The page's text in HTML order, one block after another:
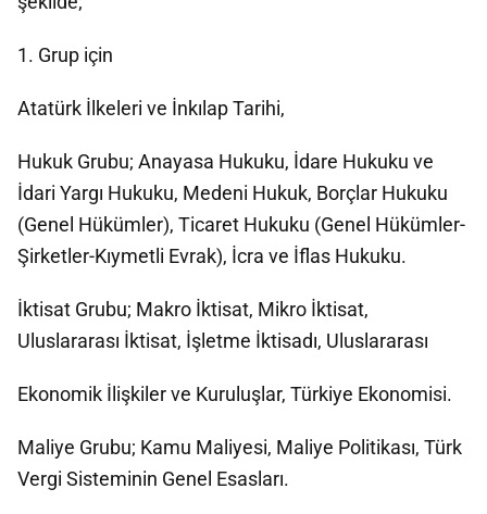
1. Grup için
Atatürk İlkeleri ve İnkılap Tarihi,
Hukuk Grubu; Anayasa Hukuku, İdare Hukuku ve
İdari Yargı Hukuku, Medeni Hukuk, Borçlar Hukuku
(Genel Hükümler), Ticaret Hukuku (Genel Hükümler-
Şirketler-Kıymetli Evrak), İcra ve İflas Hukuku.
İktisat Grubu; Makro İktisat, Mikro İktisat,
Uluslararası İktisat, İşletme İktisadı, Uluslararası
Ekonomik İlişkiler ve Kuruluşlar, Türkiye Ekonomisi.
Maliye Grubu; Kamu Maliyesi, Maliye Politikası, Türk
Vergi Sisteminin Genel Esasları.